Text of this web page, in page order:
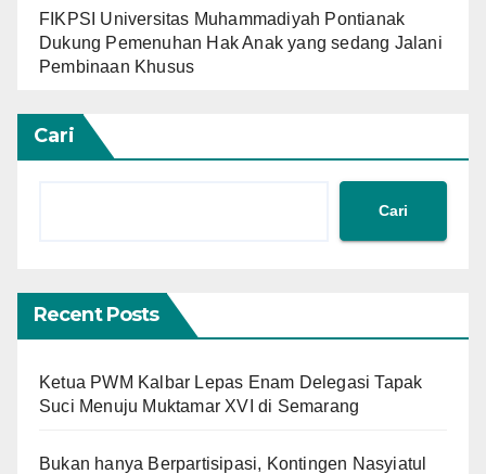
FIKPSI Universitas Muhammadiyah Pontianak
Dukung Pemenuhan Hak Anak yang sedang Jalani
Pembinaan Khusus
Cari
Cari
Recent Posts
Ketua PWM Kalbar Lepas Enam Delegasi Tapak
Suci Menuju Muktamar XVI di Semarang
Bukan hanya Berpartisipasi, Kontingen Nasyiatul